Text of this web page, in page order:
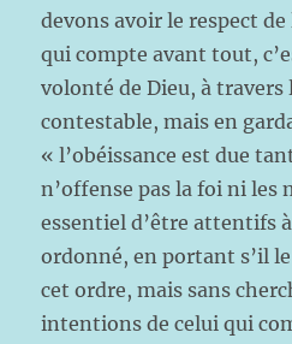
devons avoir le respect
qui compte avant tout,
volonté de Dieu, à travers
contestable, mais en
« l’obéissance est due
n’offense pas la foi ni les
essentiel d’être attentifs
ordonné, en portant s’il
cet ordre, mais sans
intentions de celui qui